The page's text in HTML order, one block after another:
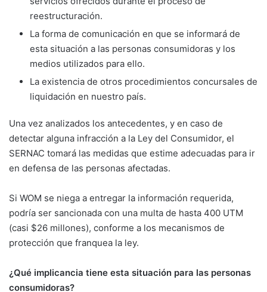
reestructuración.
La forma de comunicación en que se informará de
esta situación a las personas consumidoras y los
medios utilizados para ello.
La existencia de otros procedimientos concursales de
liquidación en nuestro país.
Una vez analizados los antecedentes, y en caso de
detectar alguna infracción a la Ley del Consumidor, el
SERNAC tomará las medidas que estime adecuadas para ir
en defensa de las personas afectadas.
Si WOM se niega a entregar la información requerida,
podría ser sancionada con una multa de hasta 400 UTM
(casi $26 millones), conforme a los mecanismos de
protección que franquea la ley.
¿Qué implicancia tiene esta situación para las personas
consumidoras?